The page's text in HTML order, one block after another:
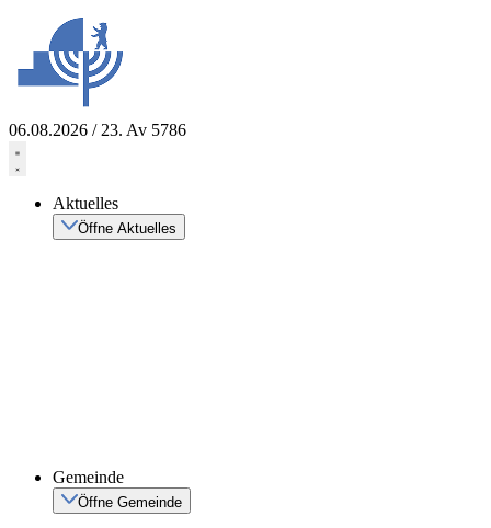
springen
06.08.2026 / 23. Av 5786
Aktuelles
Öffne Aktuelles
Gemeinde
Öffne Gemeinde